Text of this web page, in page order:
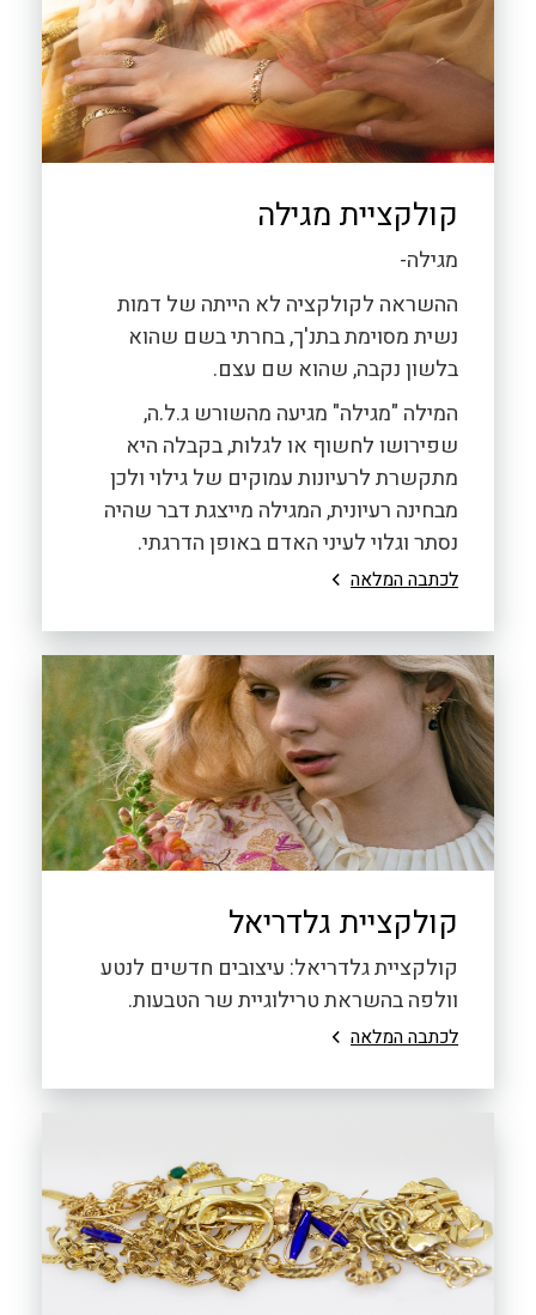
קולקציית מגילה
מגילה-
ההשראה לקולקציה לא הייתה של דמות
נשית מסוימת בתנ'ך, בחרתי בשם שהוא
בלשון נקבה, שהוא שם עצם.
המילה "מגילה" מגיעה מהשורש ג.ל.ה,
שפירושו לחשוף או לגלות, בקבלה היא
מתקשרת לרעיונות עמוקים של גילוי ולכן
מבחינה רעיונית, המגילה מייצגת דבר שהיה
נסתר וגלוי לעיני האדם באופן הדרגתי.
לכתבה המלאה
קולקציית גלדריאל
קולקציית גלדריאל: עיצובים חדשים לנטע
וולפה בהשראת טרילוגיית שר הטבעות.
לכתבה המלאה